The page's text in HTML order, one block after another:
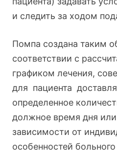
и следить за ходом
Помпа создана таким
соответствии с
графиком лечения,
для пациента
определенное
должное время дня
зависимости от
особенностей